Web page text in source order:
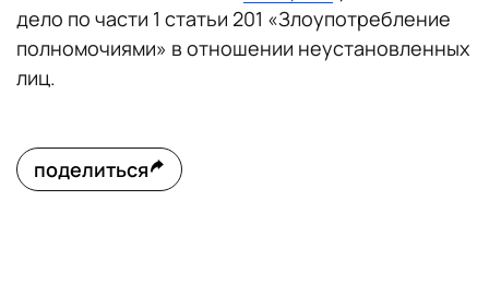
дело по части 1 статьи 201 «Злоупотребление
полномочиями» в отношении неустановленных
лиц.
поделиться